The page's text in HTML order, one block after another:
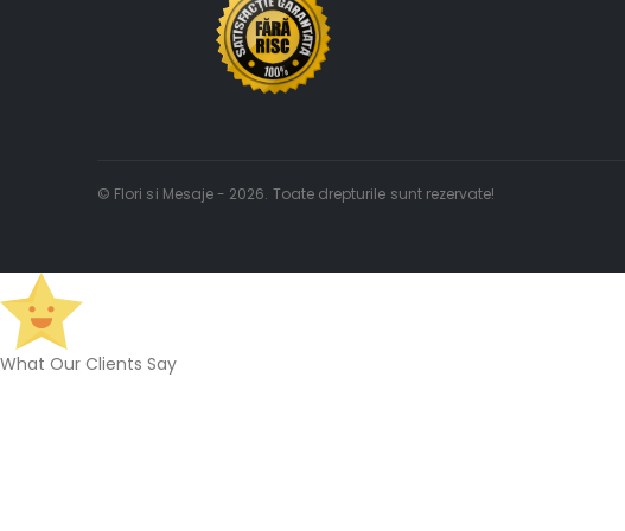
© Flori si Mesaje - 2026. Toate drepturile sunt rezervate!
What Our Clients Say